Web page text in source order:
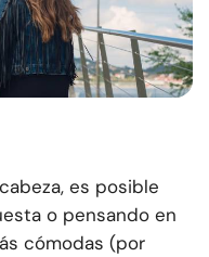
es posible
o pensando en
cómodas (por